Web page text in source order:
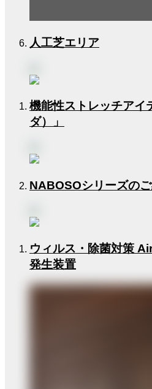
人工芝エリア
機能性ストレッチアイ
ダ）」
NABOSOシリーズの
ウィルス・除菌対策
発生装置